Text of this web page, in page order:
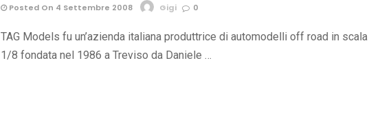
Posted On 4 Settembre 2008 Gigi 0
TAG Models fu un’azienda italiana produttrice di automodelli off road in scala
1/8 fondata nel 1986 a Treviso da Daniele …